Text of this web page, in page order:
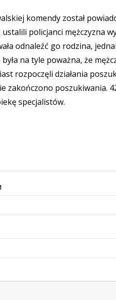
komendy został
ustalili policjanci mężczyzna
odnaleźć go rodzina,
na tyle poważna, że
rozpoczęli działania
zakończono poszukiwania.
specjalistów.